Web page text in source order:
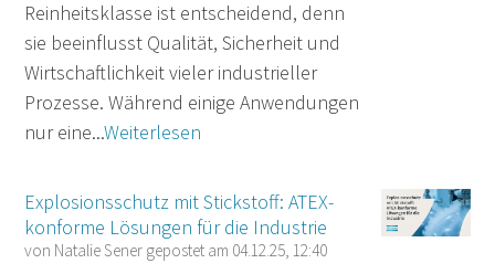
Reinheitsklasse ist entscheidend, denn
sie beeinflusst Qualität, Sicherheit und
Wirtschaftlichkeit vieler industrieller
Prozesse. Während einige Anwendungen
nur eine...Weiterlesen
Explosionsschutz mit Stickstoff: ATEX-
konforme Lösungen für die Industrie
von Natalie Sener gepostet am 04.12.25, 12:40